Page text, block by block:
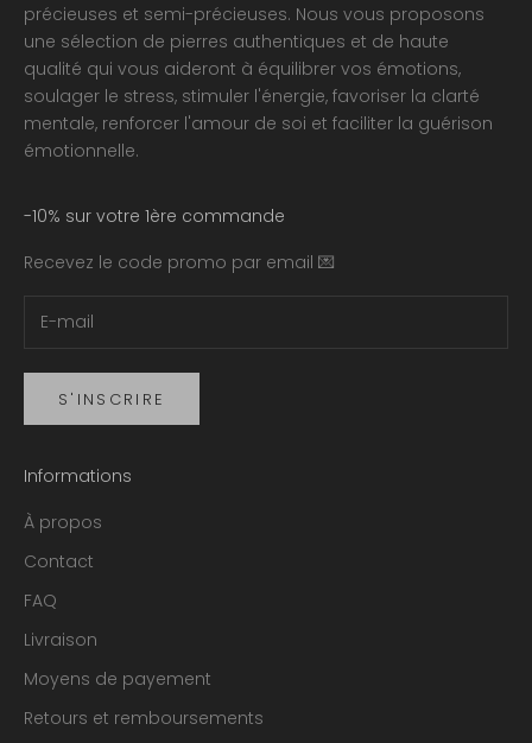
précieuses et semi-précieuses. Nous vous proposons
une sélection de pierres authentiques et de haute
qualité qui vous aideront à équilibrer vos émotions,
soulager le stress, stimuler l'énergie, favoriser la clarté
mentale, renforcer l'amour de soi et faciliter la guérison
émotionnelle.
-10% sur votre 1ère commande
Recevez le code promo par email 💌
S'INSCRIRE
Informations
À propos
Contact
FAQ
Livraison
Moyens de payement
Retours et remboursements